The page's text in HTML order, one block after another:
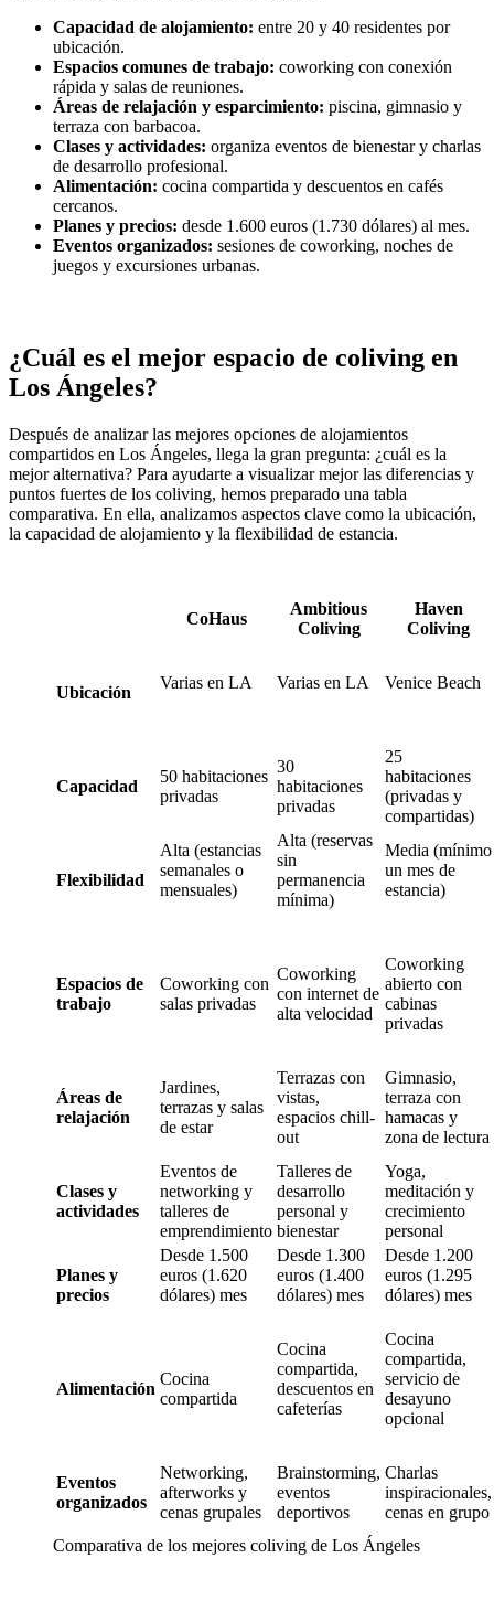
Capacidad de alojamiento: entre 20 y 40 residentes por
ubicación.
Espacios comunes de trabajo: coworking con conexión
rápida y salas de reuniones.
Áreas de relajación y esparcimiento: piscina, gimnasio y
terraza con barbacoa.
Clases y actividades: organiza eventos de bienestar y charlas
de desarrollo profesional.
Alimentación: cocina compartida y descuentos en cafés
cercanos.
Planes y precios: desde 1.600 euros (1.730 dólares) al mes.
Eventos organizados: sesiones de coworking, noches de
juegos y excursiones urbanas.
¿Cuál es el mejor espacio de coliving en
Los Ángeles?
Después de analizar las mejores opciones de alojamientos
compartidos en Los Ángeles, llega la gran pregunta: ¿cuál es la
mejor alternativa? Para ayudarte a visualizar mejor las diferencias y
puntos fuertes de los coliving, hemos preparado una tabla
comparativa. En ella, analizamos aspectos clave como la ubicación,
la capacidad de alojamiento y la flexibilidad de estancia.
CoHaus
Ambitious
Coliving
Haven
Coliving
Ubicación
Varias en LA Varias en LA Venice Beach
Capacidad
50 habitaciones
privadas
30
habitaciones
privadas
25
habitaciones
(privadas y
compartidas)
Flexibilidad
Alta (estancias
semanales o
mensuales)
Alta (reservas
sin
permanencia
mínima)
Media (mínimo
un mes de
estancia)
Espacios de
trabajo
Coworking con
salas privadas
Coworking
con internet de
alta velocidad
Coworking
abierto con
cabinas
privadas
Áreas de
relajación
Jardines,
terrazas y salas
de estar
Terrazas con
vistas,
espacios chill-
out
Gimnasio,
terraza con
hamacas y
zona de lectura
Clases y
actividades
Eventos de
networking y
talleres de
emprendimiento
Talleres de
desarrollo
personal y
bienestar
Yoga,
meditación y
crecimiento
personal
Planes y
precios
Desde 1.500
euros (1.620
dólares) mes
Desde 1.300
euros (1.400
dólares) mes
Desde 1.200
euros (1.295
dólares) mes
Alimentación
Cocina
compartida
Cocina
compartida,
descuentos en
cafeterías
Cocina
compartida,
servicio de
desayuno
opcional
Eventos
organizados
Networking,
afterworks y
cenas grupales
Brainstorming,
eventos
deportivos
Charlas
inspiracionales,
cenas en grupo
Comparativa de los mejores coliving de Los Ángeles